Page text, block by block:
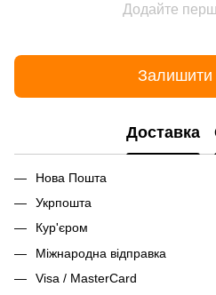
Додайте
Залишити
Доставка
Нова Пошта
Укрпошта
Кур'єром
Міжнародна відправка
Visa / MasterCard